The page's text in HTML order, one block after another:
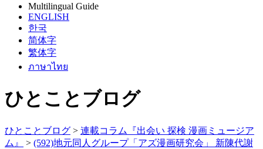
Multilingual Guide
ENGLISH
한국
简体字
繁体字
ภาษาไทย
ひとことブログ
ひとことブログ > 連載コラム『出会い 探検 漫画ミュージア
ム』
> (592)地元同人グループ「アズ漫画研究会」 新陳代謝